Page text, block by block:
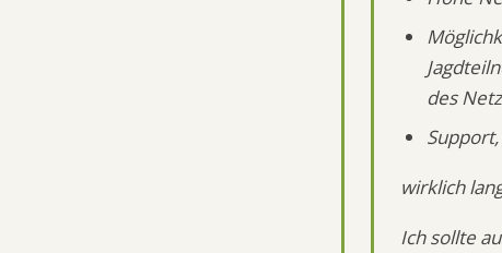
des
wirklich
Ich sollte